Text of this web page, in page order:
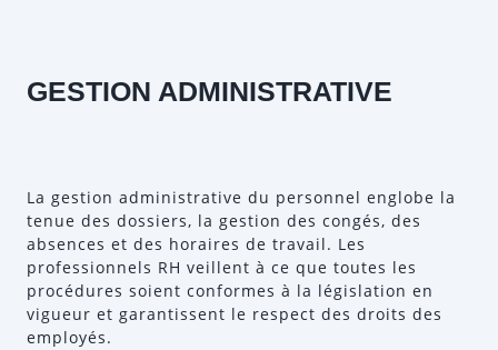
GESTION ADMINISTRATIVE
La gestion administrative du personnel englobe la
tenue des dossiers, la gestion des congés, des
absences et des horaires de travail. Les
professionnels RH veillent à ce que toutes les
procédures soient conformes à la législation en
vigueur et garantissent le respect des droits des
employés.